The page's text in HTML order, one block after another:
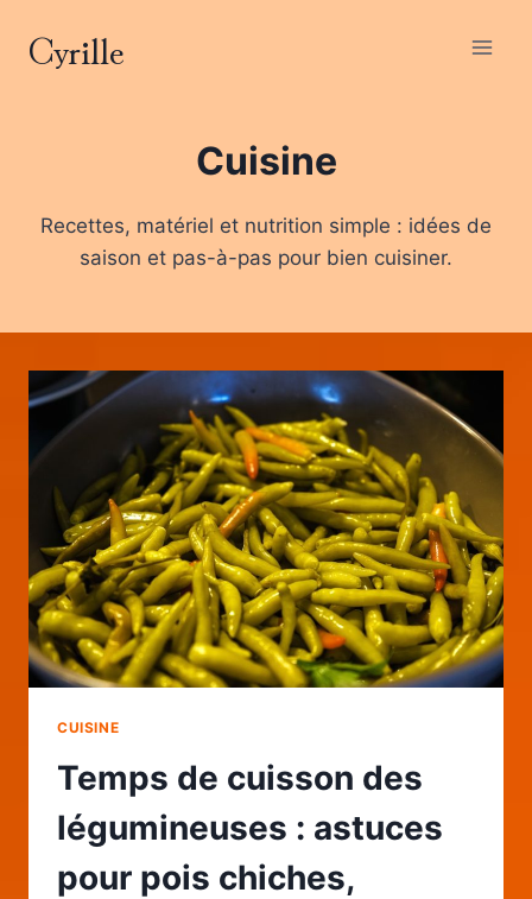
Cyrille
Cuisine
Recettes, matériel et nutrition simple : idées de
saison et pas-à-pas pour bien cuisiner.
CUISINE
Temps de cuisson des
légumineuses : astuces
pour pois chiches,